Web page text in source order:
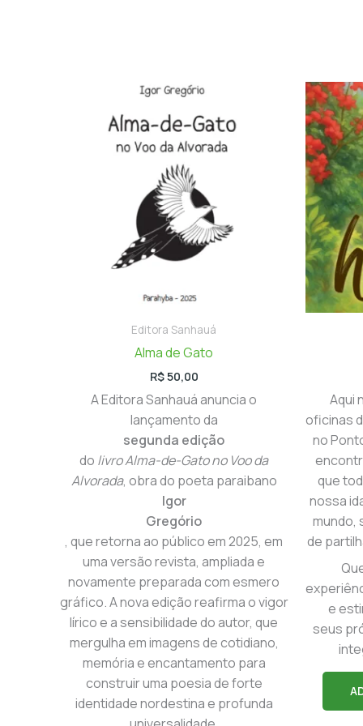
Editora Sanhauá
Alma de Gato
R$50,00
A Editora Sanhauá anuncia o
lançamento da
segunda edição
do livro Alma-de-Gato no Voo da
Alvorada, obra do poeta paraibano
Igor
Gregório
, que retorna ao público em 2025, em
uma versão revista, ampliada e
novamente preparada com esmero
gráfico. A nova edição reafirma o vigor
lírico e a sensibilidade do autor, que
mergulha em imagens de cotidiano,
memória e encantamento para
construir uma poesia de forte
identidade nordestina e profunda
Aqui
oficinas
no
que
nossa
mundo,
de
e
seus